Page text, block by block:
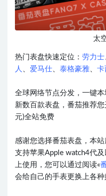
太
热门表盘快速定位： 劳力士
人
爱马仕 泰格豪雅 卡
全球网络节点分发，一键
新数百款表盘，番茄推荐
元)全站免费
感谢您选择番茄表盘，本
支持苹果Apple watch4代
上使用，您可以通过阅读«
会给自己的手表更换上各种